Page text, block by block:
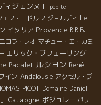
ジェンヌ」 pépite
ェフ・ロドルフ ジョルディ Le
イタリア Provence B.B.B.
ニコラ・レオ マチュー・エ・カミ
エリック・プフェーリング
Pacalet ルシヨン René
イン Andalousie アクセル・プ
PICOT Domaine Daniel
Catalogne ボジョレー パリ